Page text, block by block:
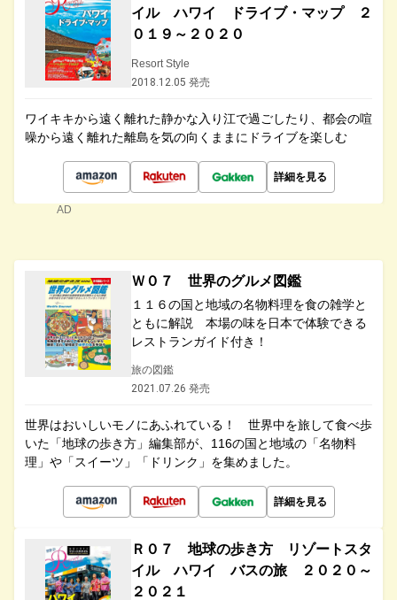
イル ハワイ ドライブ・マップ ２
０１９～２０２０
Resort Style
2018.12.05 発売
ワイキキから遠く離れた静かな入り江で過ごしたり、都会の喧
噪から遠く離れた離島を気の向くままにドライブを楽しむ
詳細を見る
AD
Ｗ０７ 世界のグルメ図鑑
１１６の国と地域の名物料理を食の雑学と
ともに解説 本場の味を日本で体験できる
レストランガイド付き！
旅の図鑑
2021.07.26 発売
世界はおいしいモノにあふれている！ 世界中を旅して食べ歩
いた「地球の歩き方」編集部が、116の国と地域の「名物料
理」や「スイーツ」「ドリンク」を集めました。
詳細を見る
Ｒ０７ 地球の歩き方 リゾートスタ
イル ハワイ バスの旅 ２０２０～
２０２１